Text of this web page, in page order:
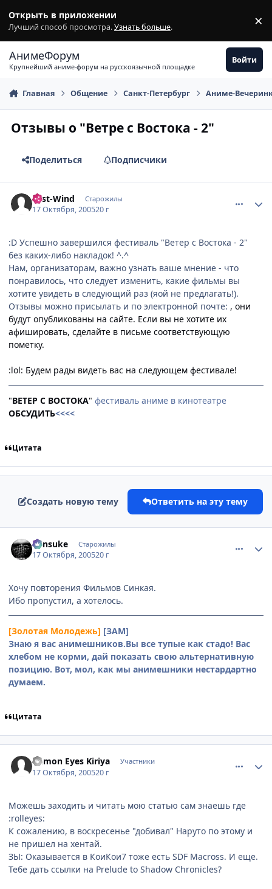
Открыть в приложении
Лучший способ просмотра.Узнать больше. ×
АнимеФорум
Крупнейший аниме-форум на русскоязычной площадке
Войти
Главная Общение Санкт-Петербург Аниме-
Отзывы о "Ветре с Востока - 2"
Поделиться Подписчики
East-Wind Старожилы
17 Октября, 200520 г
:D Успешно завершился фестиваль "Ветер с Востока - 2"
без каких-либо накладок! ^.^
Нам, организаторам, важно узнать ваше мнение - что
понравилось, что следует изменить, какие фильмы вы
хотите увидеть в следующий раз (яой не предлагать!).
Отзывы можно присылать и по электронной почте: , они
будут опубликованы на сайте. Если вы не хотите их
афишировать, сделайте в письме соответствующую
пометку.
:lol: Будем рады видеть вас на следующем фестивале!
"ВЕТЕР С ВОСТОКА" фестиваль аниме в кинотеатре
ОБСУДИТЬ<<<<
Цитата
Создать новую тему Ответить на эту тему
Kensuke Старожилы
17 Октября, 200520 г
Хочу повторения Фильмов Синкая.
Ибо пропустил, а хотелось.
[Золотая Молодежь] [ЗАМ]
Знаю я вас анимешников.Вы все тупые как стадо! Вас
хлебом не корми, дай показать свою альтернативную
позицию. Вот, мол, как мы анимешники нестардартно
думаем.
Цитата
Demon Eyes Kiriya Участники
17 Октября, 200520 г
Можешь заходить и читать мою статью сам знаешь где
:rolleyes:
К сожалению, в воскресенье "добивал" Наруто по этому и
не пришел на хентай.
ЗЫ: Оказывается в КоиКои7 тоже есть SDF Macross. И еще.
Тебе дать ссылки на Prelude to Shadow Chronicles?